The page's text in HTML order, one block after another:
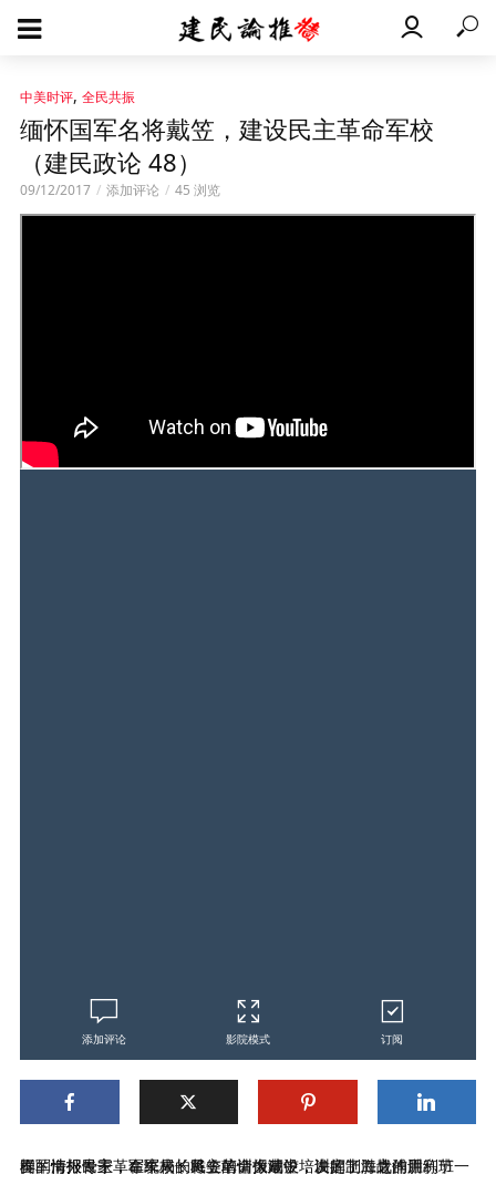
中美时评, 全民共振
缅怀国军名将戴笠，建设民主革命军校
（建民政论 48）
09/12/2017 添加评论 45 浏览
添加评论 影院模式 订阅
国军情报专家，军统局长戴笠的情报建设，决定了二战的胜利节奏。海外民主革命军校，将会培训像戴笠培训的上海青浦训练班一样的情报骨干，在未来的民主革命大潮中，发挥制胜之作用。